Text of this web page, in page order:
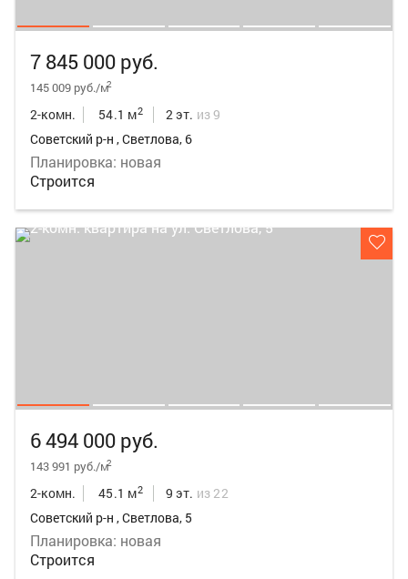
7 845 000 руб.
145 009 руб./м2
2-комн. 54.1 м2 2 эт. из 9
Советский р-н , Светлова, 6
Планировка: новая
Строится
6 494 000 руб.
143 991 руб./м2
2-комн. 45.1 м2 9 эт. из 22
Советский р-н , Светлова, 5
Планировка: новая
Строится